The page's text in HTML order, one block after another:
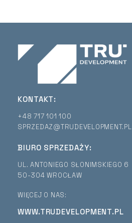
KONTAKT:
+48 717 101 100
SPRZEDAZ@TRUDEVELOPMENT.PL
BIURO SPRZEDAŻY:
UL. ANTONIEGO SŁONIMSKIEGO 6
50-304 WROCŁAW
WIĘCEJ O NAS:
WWW.TRUDEVELOPMENT.PL